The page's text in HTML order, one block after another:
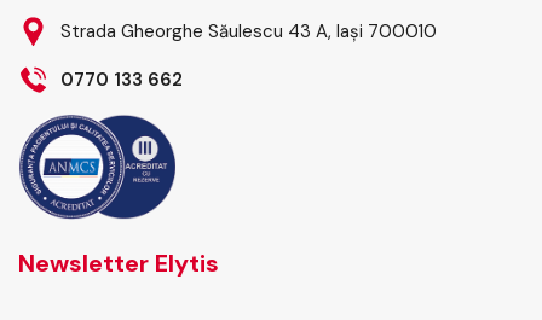
Strada Gheorghe Săulescu 43 A, Iași 700010
0770 133 662
Newsletter Elytis